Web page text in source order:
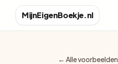
MijnEigenBoekje.nl
← Alle voorbeelden